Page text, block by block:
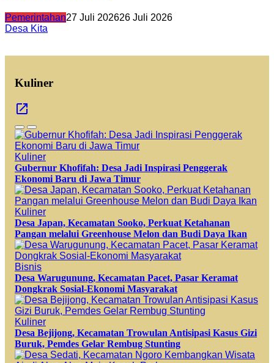
Pemerintahan27 Juli 202626 Juli 2026
Desa Kita
Kuliner
Kuliner
Gubernur Khofifah: Desa Jadi Inspirasi Penggerak
Ekonomi Baru di Jawa Timur
Kuliner
Desa Japan, Kecamatan Sooko, Perkuat Ketahanan
Pangan melalui Greenhouse Melon dan Budi Daya Ikan
Bisnis
Desa Warugunung, Kecamatan Pacet, Pasar Keramat
Dongkrak Sosial-Ekonomi Masyarakat
Kuliner
Desa Bejijong, Kecamatan Trowulan Antisipasi Kasus Gizi
Buruk, Pemdes Gelar Rembug Stunting